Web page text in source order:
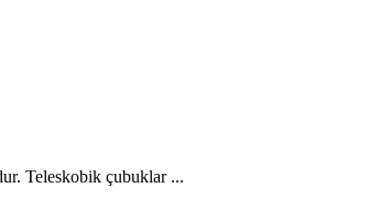
Teleskobik çubuklar ...